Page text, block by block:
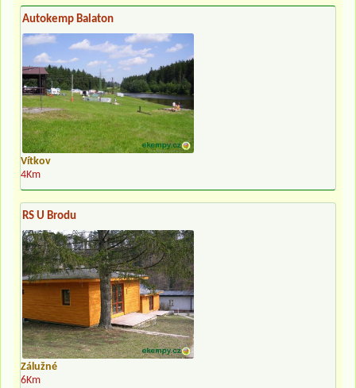
Autokemp Balaton
Vítkov
4Km
RS U Brodu
Zálužné
6Km